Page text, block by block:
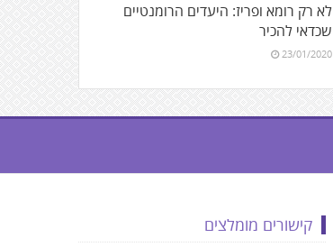
לא רק רומא ופריז: היעדים הרומנטיים
שכדאי להכיר
23/01/2020
קישורים מומלצים